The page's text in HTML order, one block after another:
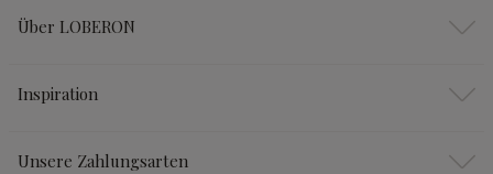
Über LOBERON
Inspiration
Unsere Zahlungsarten